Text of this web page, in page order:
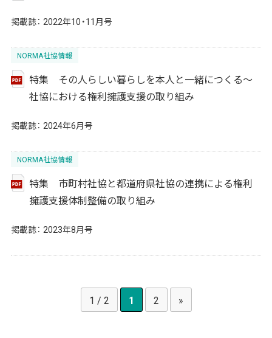
掲載誌： 2022年10・11月号
NORMA社協情報
特集 その人らしい暮らしを本人と一緒につくる〜
社協における権利擁護支援の取り組み
掲載誌： 2024年6月号
NORMA社協情報
特集 市町村社協と都道府県社協の連携による権利
擁護支援体制整備の取り組み
掲載誌： 2023年8月号
1 / 2 1 2 »